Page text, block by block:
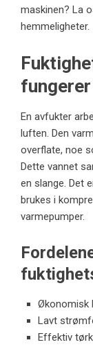
maskinen? La
hemmeligheter.
En avfukter
luften. Den
overflate, noe
Dette vannet
en slange. Det
brukes i
varmepumper.
Økonomisk
Lavt
Effektiv